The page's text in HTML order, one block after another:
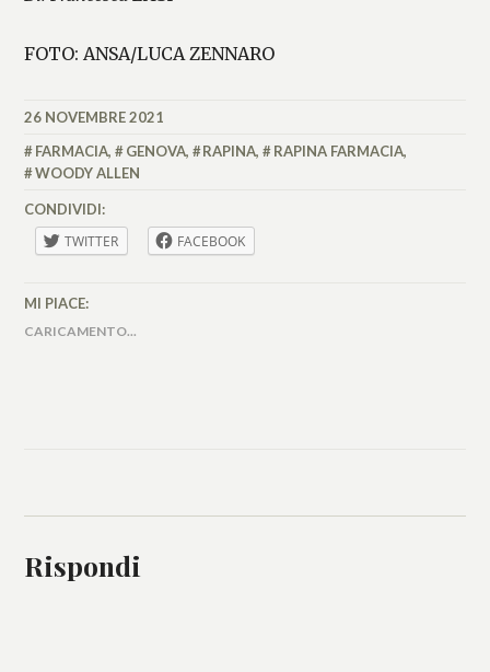
FOTO: ANSA/LUCA ZENNARO
LASIFRANCESCA
26 NOVEMBRE 2021
FARMACIA, GENOVA, RAPINA, RAPINA FARMACIA,
WOODY ALLEN
CONDIVIDI:
TWITTER FACEBOOK
MI PIACE:
CARICAMENTO...
Rispondi